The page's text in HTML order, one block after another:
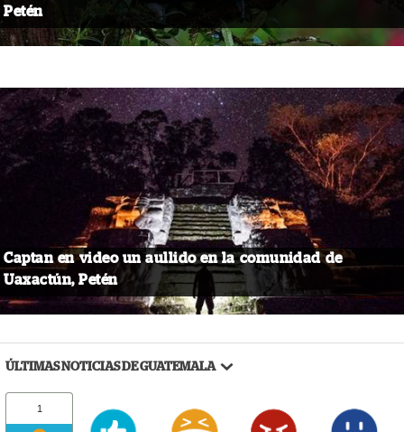
Petén
Captan en video un aullido en la comunidad de
Uaxactún, Petén
ÚLTIMAS NOTICIAS DE GUATEMALA
1